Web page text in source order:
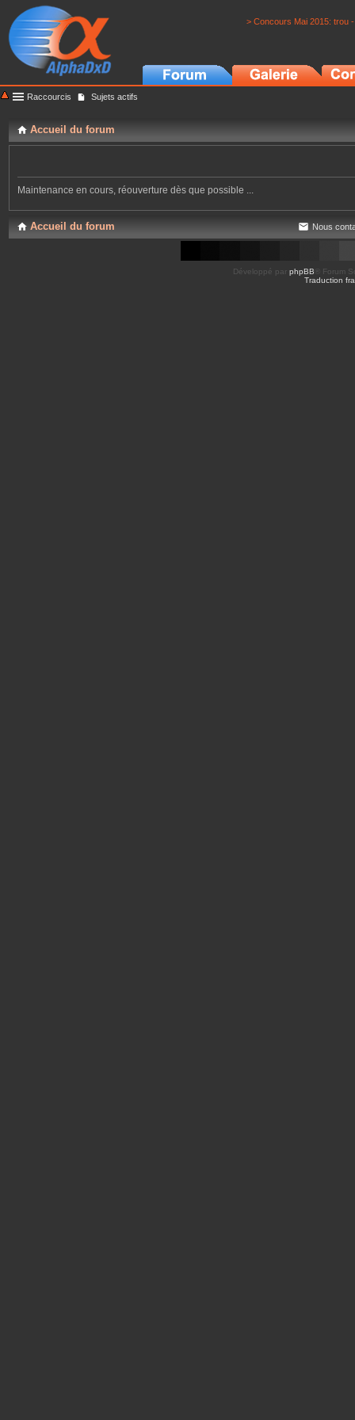
> Concours Mai 2015: trou
Raccourcis Sujets actifs
Accueil du forum
Maintenance en cours, réouverture dès que possible ...
Accueil du forum Nous
Développé par phpBB ® Forum
Traduction